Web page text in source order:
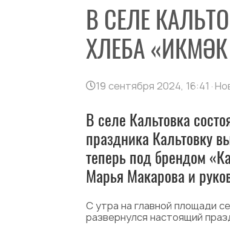
В СЕЛЕ
ХЛЕБА
19 сентября 2024, 16:41 ·
В селе Кальтовка
праздника Кальтовку
теперь под брендом
Марья Макарова и
С утра на главной площади
развернулся настоящий